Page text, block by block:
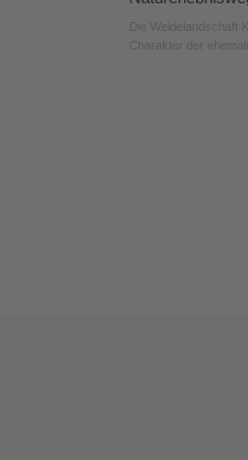
Die Weidelandschaft
Charakter der